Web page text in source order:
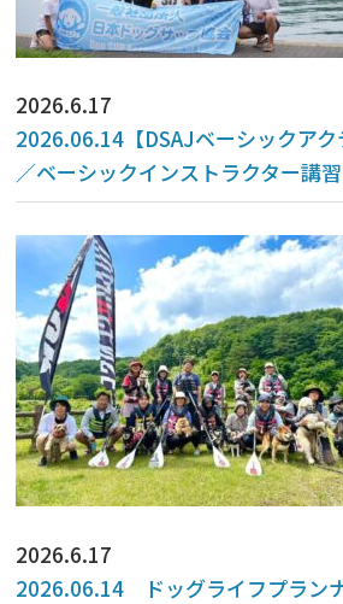
2026.6.17
2026.06.14【DSAJベーシックアク
／ベーシックインストラクター講
2026.6.17
2026.06.14 ドッグライフプラン